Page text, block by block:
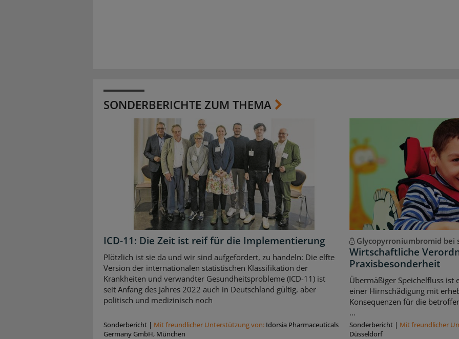
SONDERBERICHTE ZUM THEMA
ICD-11: Die Zeit ist reif für die Implementierung
Plötzlich ist sie da und wir sind aufgefordert, zu handeln: Die elfte
Version der internationalen statistischen Klassifikation der
Krankheiten und verwandter Gesundheitsprobleme (ICD-11) ist
seit Anfang des Jahres 2022 auch in Deutschland gültig, aber
politisch und medizinisch noch
Sonderbericht | Mit freundlicher Unterstützung von: Idorsia Pharmaceuticals
Germany GmbH, München
Glycopyrroniumbromid bei
Wirtschaftliche
Praxisbesonderheit
Übermäßiger Speichelfluss ist
einer Hirnschädigung mit
Konsequenzen für die
...
Sonderbericht | Mit freundlicher
Düsseldorf